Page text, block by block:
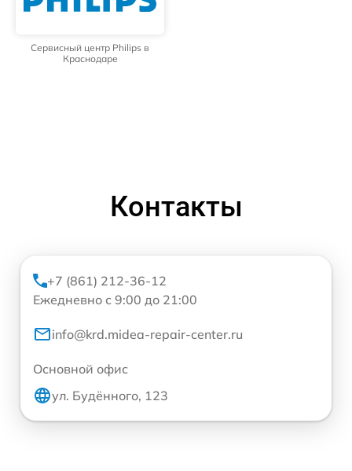
Сервисный центр Philips в
Краснодаре
Контакты
+7 (861) 212-36-12
Ежедневно с 9:00 до 21:00
info@krd.midea-repair-center.ru
Основной офис
ул. Будённого, 123